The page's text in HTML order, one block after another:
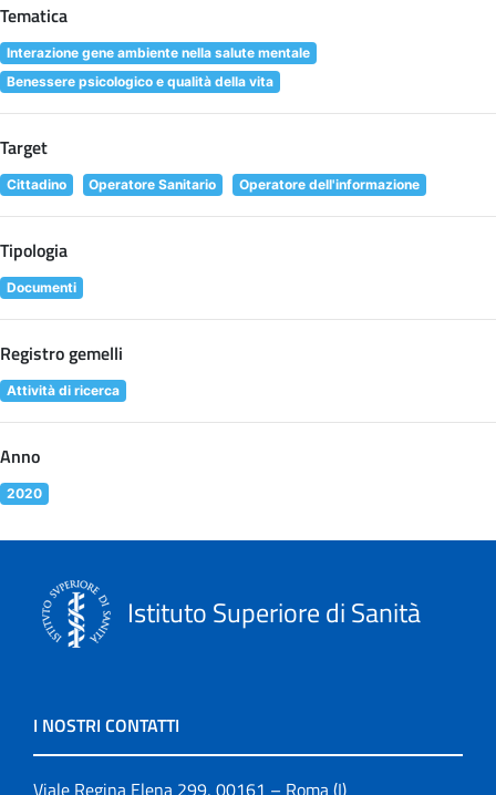
Tematica
Interazione gene ambiente nella salute mentale
Benessere psicologico e qualità della vita
Target
Cittadino Operatore Sanitario Operatore dell'informazione
Tipologia
Documenti
Registro gemelli
Attività di ricerca
Anno
2020
Istituto Superiore di Sanità
I NOSTRI CONTATTI
Viale Regina Elena 299, 00161 – Roma (I)